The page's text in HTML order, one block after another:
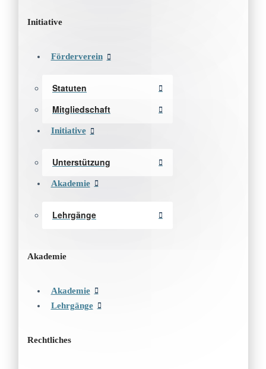
Initiative
Förderverein
Statuten
Mitgliedschaft
Initiative
Unterstützung
Akademie
Lehrgänge
Akademie
Akademie
Lehrgänge
Rechtliches